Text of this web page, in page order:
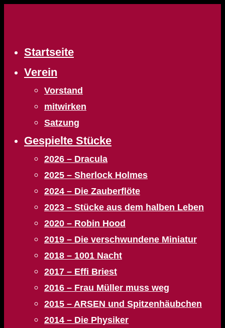
Startseite
Verein
Vorstand
mitwirken
Satzung
Gespielte Stücke
2026 – Dracula
2025 – Sherlock Holmes
2024 – Die Zauberflöte
2023 – Stücke aus dem halben Leben
2020 – Robin Hood
2019 – Die verschwundene Miniatur
2018 – 1001 Nacht
2017 – Effi Briest
2016 – Frau Müller muss weg
2015 – ARSEN und Spitzenhäubchen
2014 – Die Physiker